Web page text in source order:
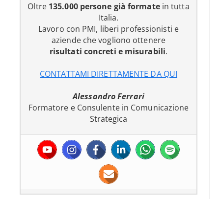
Oltre 135.000 persone già formatein tutta
Italia.
Lavoro con PMI, liberi professionisti e
aziende che vogliono ottenere
risultati concreti e misurabili.
CONTATTAMI DIRETTAMENTE DA QUI
Alessandro Ferrari
Formatore e Consulente in Comunicazione
Strategica